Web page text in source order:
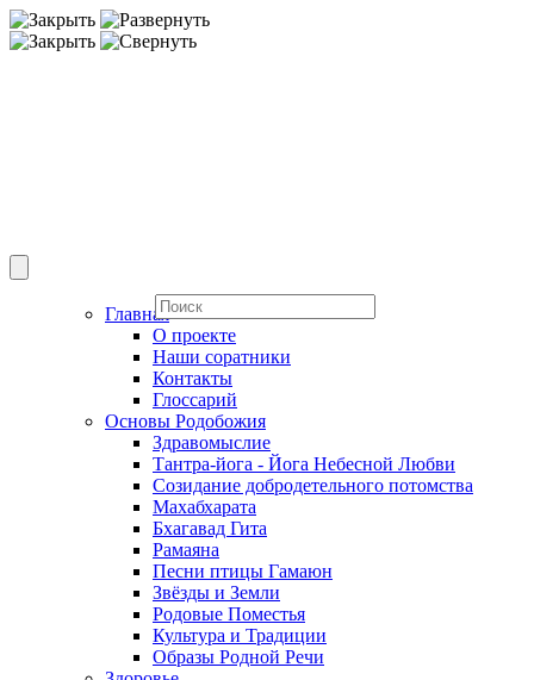
Главная
О проекте
Наши соратники
Контакты
Глоссарий
Основы Родобожия
Здравомыслие
Тантра-йога - Йога Небесной Любви
Созидание добродетельного потомства
Махабхарата
Бхагавад Гита
Рамаяна
Песни птицы Гамаюн
Звёзды и Земли
Родовые Поместья
Культура и Традиции
Образы Родной Речи